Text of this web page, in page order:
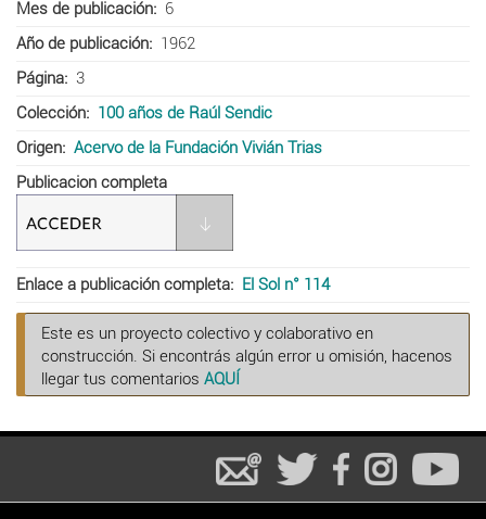
Mes de publicación
6
Año de publicación
1962
Página
3
Colección
100 años de Raúl Sendic
Origen
Acervo de la Fundación Vivián Trias
Publicacion completa
Enlace a publicación completa El Sol n° 114
Este es un proyecto colectivo y colaborativo en
construcción. Si encontrás algún error u omisión, hacenos
llegar tus comentarios AQUÍ